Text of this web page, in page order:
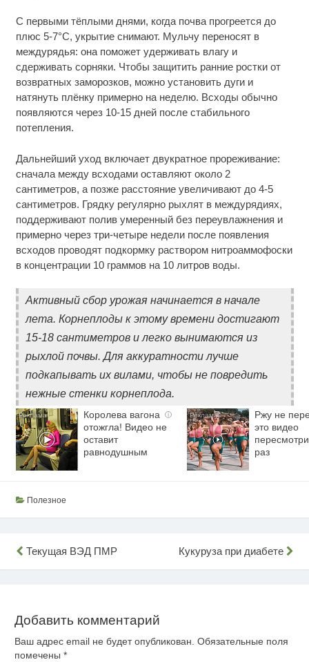
С первыми тёплыми днями, когда почва прогреется до
плюс 5-7°C, укрытие снимают. Мульчу переносят в
междурядья: она поможет удерживать влагу и
сдерживать сорняки. Чтобы защитить ранние ростки от
возвратных заморозков, можно установить дуги и
натянуть плёнку примерно на неделю. Всходы обычно
появляются через 10-15 дней после стабильного
потепления.
Дальнейший уход включает двукратное прореживание:
сначала между всходами оставляют около 2
сантиметров, а позже расстояние увеличивают до 4-5
сантиметров. Грядку регулярно рыхлят в междурядиях,
поддерживают полив умеренный без переувлажнения и
примерно через три-четыре недели после появления
всходов проводят подкормку раствором нитроаммофоски
в концентрации 10 граммов на 10 литров воды.
Активный сбор урожая начинается в начале
лета. Корнеплоды к этому времени достигают
15-18 сантиметров и легко вынимаются из
рыхлой почвы. Для аккуратности лучше
подкапывать их вилами, чтобы не повредить
нежные стенки корнеплода.
i
Королева вагона
отожгла! Видео не
оставит
равнодушным
Ржу не
это видео
раз
Полезное
Навигация
по
Текущая ВЭД ПМР Кукуруза при диабете
Добавить комментарий
Ваш адрес email не будет опубликован. Обязательные поля
помечены *